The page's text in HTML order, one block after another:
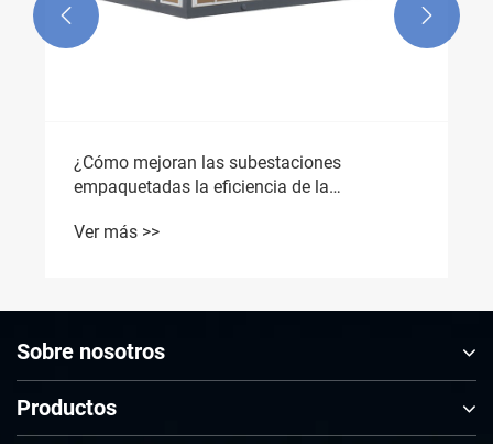
¿Cómo mejoran las subestaciones
empaquetadas la eficiencia de la
Ver más >>
 
Sobre nosotros
Productos